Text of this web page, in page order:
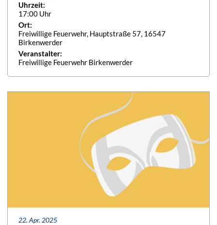
Uhrzeit:
17:00 Uhr
Ort:
Freiwillige Feuerwehr, Hauptstraße 57, 16547
Birkenwerder
Veranstalter:
Freiwillige Feuerwehr Birkenwerder
22. Apr. 2025